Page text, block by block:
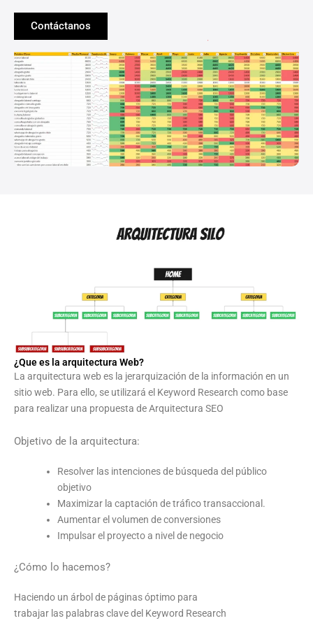
Contáctanos
¿Que es la arquitectura Web?
La arquitectura web es la jerarquización de la información en un
sitio web. Para ello, se utilizará el Keyword Research como base
para realizar una propuesta de Arquitectura SEO
Objetivo de la arquitectura:
Resolver las intenciones de búsqueda del público
objetivo
Maximizar la captación de tráfico transaccional.
Aumentar el volumen de conversiones
Impulsar el proyecto a nivel de negocio
¿Cómo lo hacemos?
Haciendo un árbol de páginas óptimo para
trabajar las palabras clave del Keyword Research